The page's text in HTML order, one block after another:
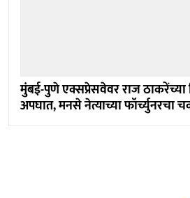
मुंबई-पुणे एक्सप्रेसवेवर राज ठाकरेंच्या
अपघात, मनसे नेत्याच्या फॉर्च्युनरचा